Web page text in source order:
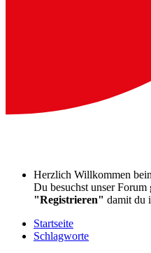
Herzlich Willkommen
Du besuchst unser
"Registrieren" damit du
Startseite
Schlagworte